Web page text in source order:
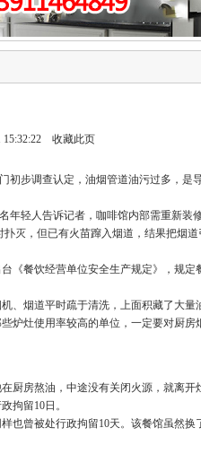
15:32:22 收藏此页
步调查认定，油烟管道油污过多，是
轻人告诉记者，咖啡馆内部需重新装
灭，但已有火苗蹿入烟道，结果把烟
餐饮经营单位安全生产规定》，规定
烟道平时疏于清洗，上面积藏了大量
炉灶使用率较高的单位，一定要对厨房
厨房熬油，中途没有关闭火源，就离开
拘留10日。
曾被处行政拘留10天。该餐馆虽然换